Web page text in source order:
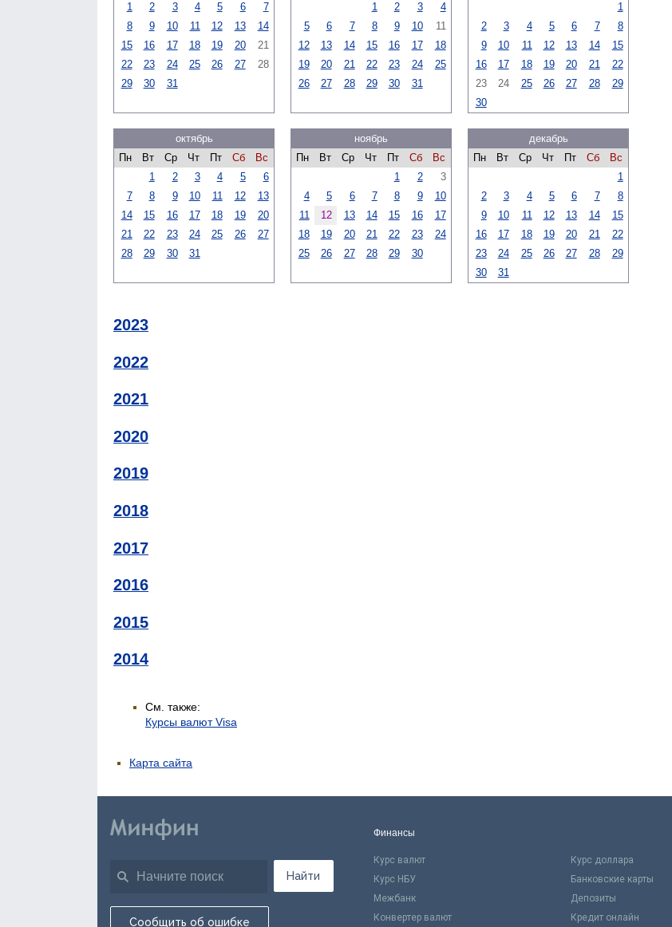
1
2 3 4 5 6
7
8
9 10 11 12 13
14
15
16 17 18 19 20
21
22
23 24 25 26 27
28
29
30 31
1
2 3
4
5
6 7 8 9 10
11
12
13 14 15 16 17
18
19
20 21 22 23 24
25
26
27 28 29 30 31
1
2
3 4 5 6 7
8
9
10 11 12 13 14
15
16
17 18 19 20 21
22
23
24 25 26 27 28
29
30
октябрь
Пн
Вт Ср Чт Пт Сб
Вс
1
2 3 4 5
6
7
8 9 10 11 12
13
14
15 16 17 18 19
20
21
22 23 24 25 26
27
28
29 30 31
ноябрь
Пн
Вт Ср Чт Пт Сб
Вс
1
2
3
4
5 6 7 8 9
10
11
12 13 14 15 16
17
18
19 20 21 22 23
24
25
26 27 28 29 30
декабрь
Пн
Вт Ср Чт Пт Сб
Вс
1
2
3 4 5 6 7
8
9
10 11 12 13 14
15
16
17 18 19 20 21
22
23
24 25 26 27 28
29
30
31
2023
2022
2021
2020
2019
2018
2017
2016
2015
2014
См. также:
Курсы валют Visa
Карта сайта
Найти
Сообщить об ошибке
Финансы
Курс валют Курс доллара
Курс НБУ
Банковские карты
Межбанк
Депозиты
Конвертер валют
Кредит онлайн